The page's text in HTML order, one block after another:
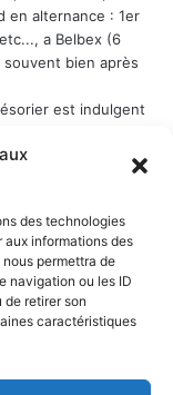
des technologies
informations des
permettra de
navigation ou les ID
de retirer son
caractéristiques
en alternance : 1er
a Belbex (6
bien après
est indulgent
Aurillac